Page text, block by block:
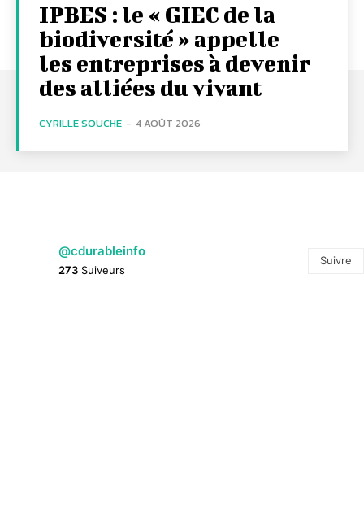
IPBES : le « GIEC de la
biodiversité » appelle
les entreprises à devenir
des alliées du vivant
CYRILLE SOUCHE - 4 AOÛT 2026
@cdurableinfo
273 Suiveurs
Suivre